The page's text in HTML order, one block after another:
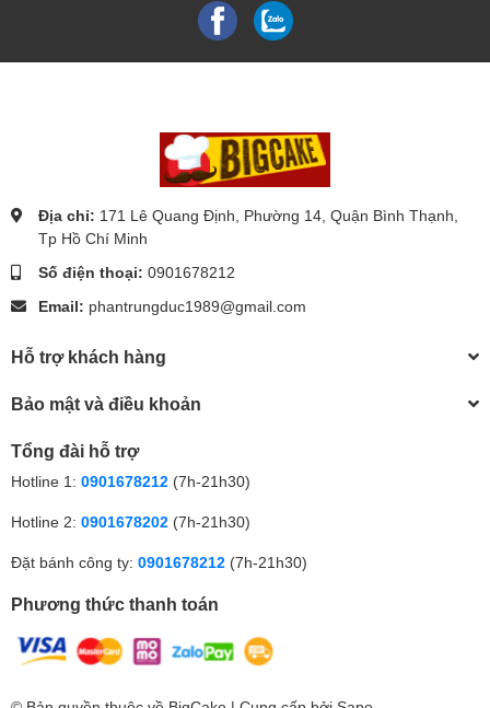
Địa chỉ: 171 Lê Quang Định, Phường 14, Quận Bình Thạnh,
Tp Hồ Chí Minh
Số điện thoại: 0901678212
Email: phantrungduc1989@gmail.com
Hỗ trợ khách hàng
Bảo mật và điều khoản
Tổng đài hỗ trợ
Hotline 1: 0901678212 (7h-21h30)
Hotline 2: 0901678202 (7h-21h30)
Đặt bánh công ty: 0901678212 (7h-21h30)
Phương thức thanh toán